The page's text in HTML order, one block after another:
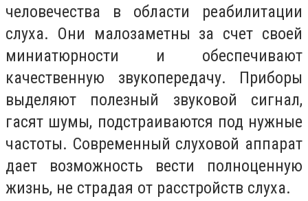
человечества в области реабилитации
слуха. Они малозаметны за счет своей
миниатюрности и обеспечивают
качественную звукопередачу. Приборы
выделяют полезный звуковой сигнал,
гасят шумы, подстраиваются под нужные
частоты. Современный слуховой аппарат
дает возможность вести полноценную
жизнь, не страдая от расстройств слуха.